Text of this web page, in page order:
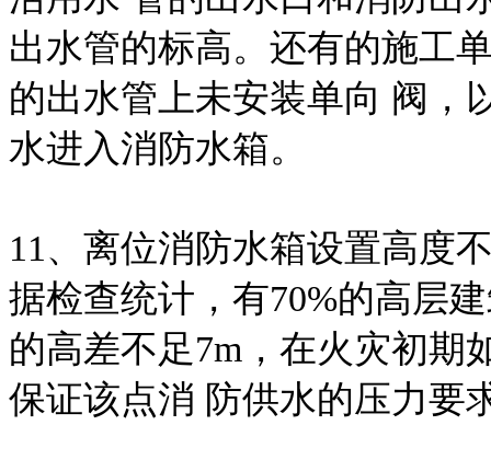
出水管的标高。还有的施工
的出水管上未安装单向 阀，
水进入消防水箱。
11、离位消防水箱设置高度
据检查统计，有70%的高层
的高差不足7m，在火灾初期
保证该点消 防供水的压力要